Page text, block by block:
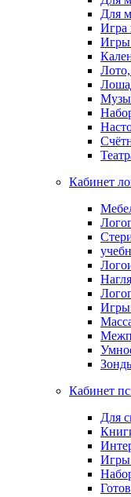
Для
Игра
Игры
Кабинет
Игры
Кабинет
Для
Игры